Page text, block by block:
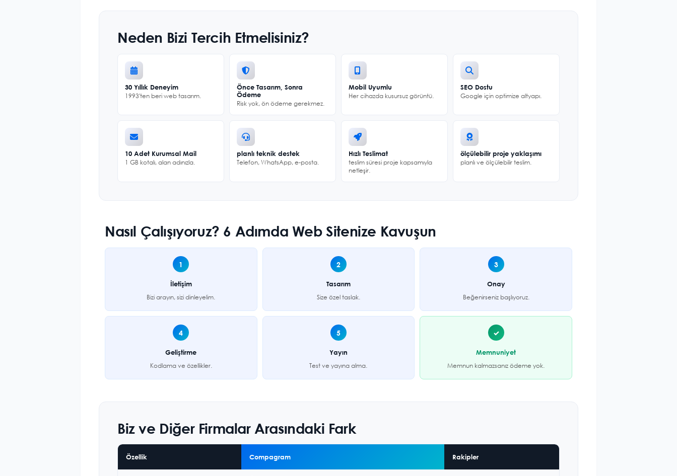
Neden Bizi Tercih Etmelisiniz?
30 Yıllık Deneyim
1993'ten beri web tasarım.
Önce Tasarım, Sonra
Ödeme
Risk yok, ön ödeme gerekmez.
Mobil Uyumlu
Her cihazda kusursuz görüntü.
SEO Dostu
Google için optimize altyapı.
10 Adet Kurumsal Mail
1 GB kotalı, alan adınızla.
planlı teknik destek
Telefon, WhatsApp, e-posta.
Hızlı Teslimat
teslim süresi proje kapsamıyla
netleşir.
ölçülebilir proje yaklaşımı
planlı ve ölçülebilir teslim.
Nasıl Çalışıyoruz? 6 Adımda Web Sitenize Kavuşun
1
İletişim
Bizi arayın, sizi dinleyelim.
2
Tasarım
Size özel taslak.
3
Onay
Beğenirseniz başlıyoruz.
4
Geliştirme
Kodlama ve özellikler.
5
Yayın
Test ve yayına alma.
✓
Memnuniyet
Memnun kalmazsanız ödeme yok.
Biz ve Diğer Firmalar Arasındaki Fark
Özellik Compagram Rakipler